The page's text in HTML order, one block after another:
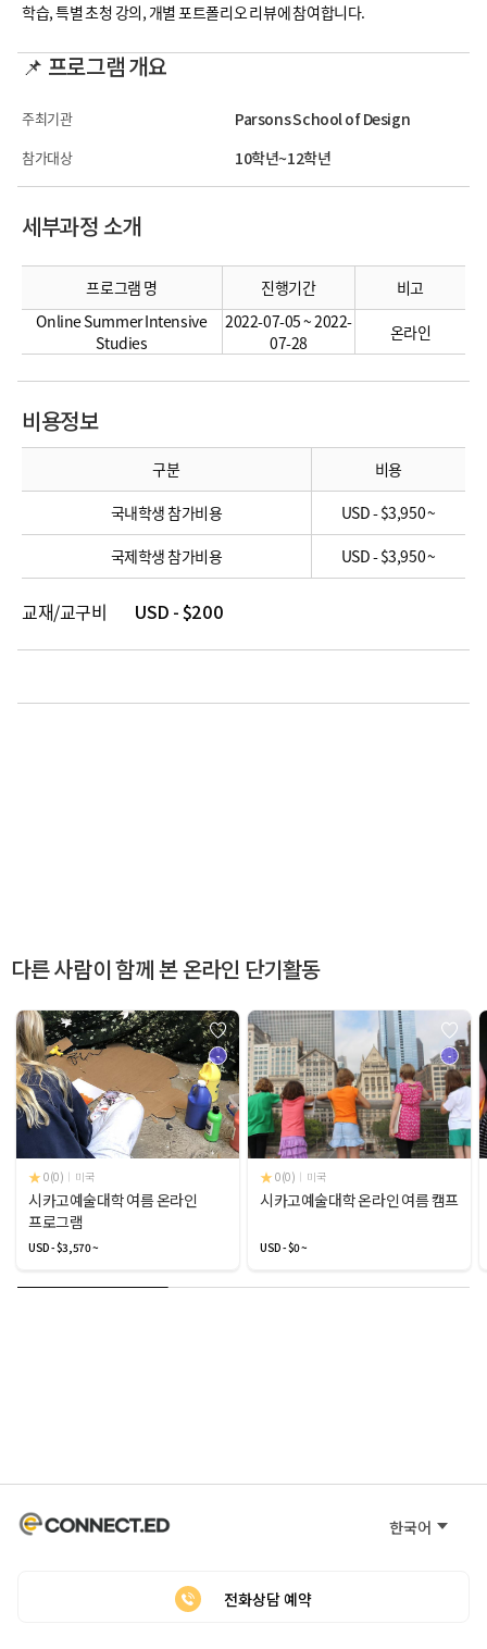
학습, 특별 초청 강의, 개별 포트폴리오 리뷰에 참여합니다.
📌 프로그램 개요
주최기관 Parsons School of Design
참가대상 10학년~12학년
세부과정 소개
프로그램 명 진행기간
비고
Online Summer Intensive
Studies
2022-07-05 ~ 2022-
07-28
온라인
비용정보
구분
비용
국내학생 참가비용
USD - $3,950 ~
국제학생 참가비용
USD - $3,950 ~
교재/교구비 USD - $200
다른 사람이 함께 본 온라인 단기활동
-
0(0) 미국
시카고예술대학 여름 온라인
프로그램
USD - $3,570 ~
-
0(0) 미국
시카고예술대학 온라인 여름 캠프
USD - $0 ~
한국어
전화상담 예약